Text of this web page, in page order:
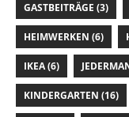
GASTBEITRÄGE (3)
HEIMWERKEN (6)
IKEA(6)
KINDERGARTEN (16)